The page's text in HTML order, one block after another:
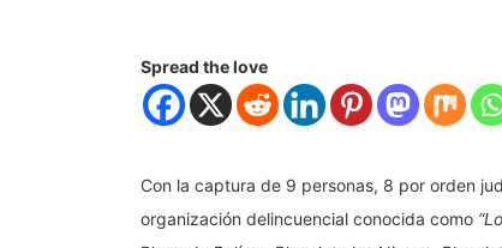
Spread the love
Con la captura de 9 personas, 8 por orden
organización delincuencial conocida como